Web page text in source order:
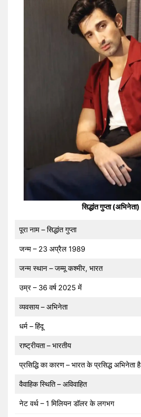
सिद्धांत गुप्ता (अभिनेता)
पूरा नाम – सिद्धांत गुप्ता
जन्म – 23 अप्रैल 1989
जन्म स्थान – जम्मू कश्मीर, भारत
उम्र – 36 वर्ष 2025 में
व्यवसाय – अभिनेता
धर्म – हिंदू
राष्ट्रीयता – भारतीय
प्रसिद्धि का कारण – भारत के प्रसिद्ध अभिनेता है
वैवाहिक स्थिति – अविवाहित
नेट वर्थ – 1 मिलियन डॉलर के लगभग